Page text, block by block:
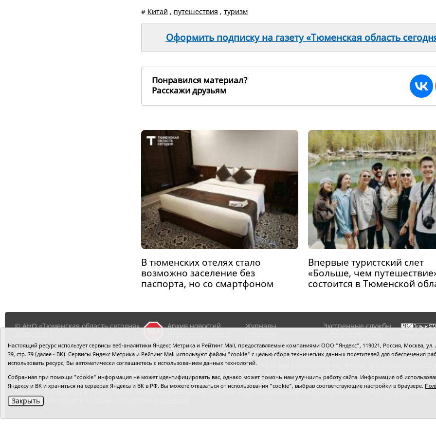
# Китай , путешествия , туризм
Оформить подписку на газету «Тюменская область
Понравился материал?
Расскажи друзьям
В тюменских отелях стало
возможно заселение без
паспорта, но со смартфоном
Впервые туристский слет
«Больше, чем
состоится в Тюменской
© АНО «Тюменская область сегодня»,
Архив новостей
районов ТО
Журналы
RSS поток
Экстренные службы
Сведения об
организации
выделите
нажмите
Главный редактор Рябков А.В. Редакция: 625002, Тюмень, Осипенко, 81,
Адрес для писем: 625000, Россия, Тюмень, Почтамт, а/я 371. Для пресс-релизов: tumentoday@obl72.ru. Отдел писем: тел.
Регистрация СМИ: Сетевое издание «Интернет-газета «Тюменская область сегодня», свидетельство о регистрации СМИ
службой по надзору в сфере связи, информационных технологий и массовых коммуникаций (Роскомнадзор). Учредитель:
«Тюменская область сегодня».
Настоящий ресурс использует сервисы веб-аналитики Яндекс Метрика и Рейтинг Mail, предоставляемые компаниями ООО "Яндекс", 119021, Россия, Москва,
39, стр. 79 (далее - ВК). Сервисы Яндекс Метрика и Рейтинг Mail используют файлы "cookie" с целью сбора технических данных посетителей для обеспечения
использовать ресурс, Вы автоматически соглашаетесь с использованием данных технологий.
Собранная при помощи "cookie" информация не может идентифицировать вас, однако может помочь нам улучшить работу сайта. Информация об
Яндексу и ВК и храниться на серверах Яндекса и ВК в РФ. Вы можете отказаться от использования "cookie", выбрав соответствующие настройки в браузере.
Закрыть